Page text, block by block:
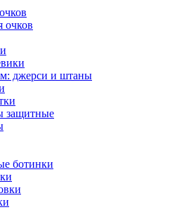
очков
джерси и штаны
защитные
ботинки